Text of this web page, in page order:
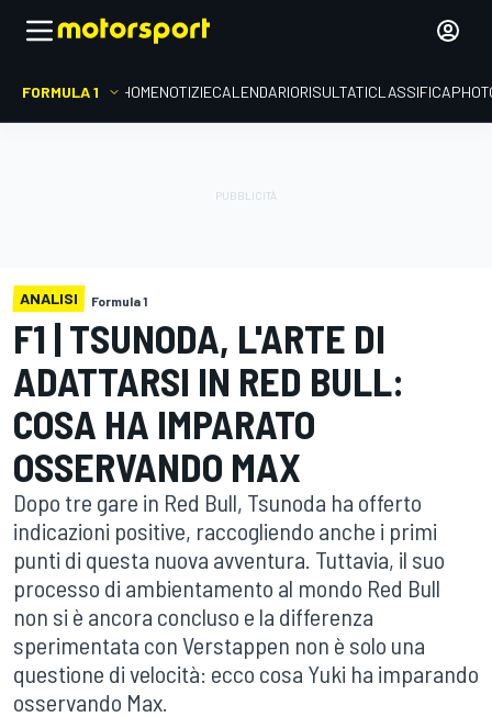
FORMULA 1 HOMENOTIZIECALENDARIORISULTATICLASSIFICA
ANALISI Formula 1
F1 | TSUNODA, L'ARTE DI
ADATTARSI IN RED BULL:
COSA HA IMPARATO
OSSERVANDO MAX
Dopo tre gare in Red Bull, Tsunoda ha offerto
indicazioni positive, raccogliendo anche i primi
punti di questa nuova avventura. Tuttavia, il suo
processo di ambientamento al mondo Red Bull
non si è ancora concluso e la differenza
sperimentata con Verstappen non è solo una
questione di velocità: ecco cosa Yuki ha imparando
osservando Max.